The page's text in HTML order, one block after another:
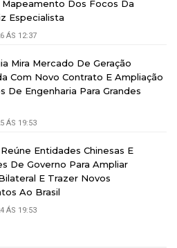
Dos Focos Da
Especialista
ÁS 12:37
Mira Mercado De Geração
Com Novo Contrato E Ampliação
De Engenharia Para Grandes
ÁS 19:53
Entidades Chinesas E
De Governo Para Ampliar
E Trazer Novos
Ao Brasil
ÁS 19:53